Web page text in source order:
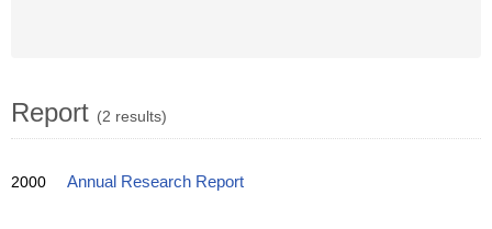
Report (2 results)
2000 Annual Research Report